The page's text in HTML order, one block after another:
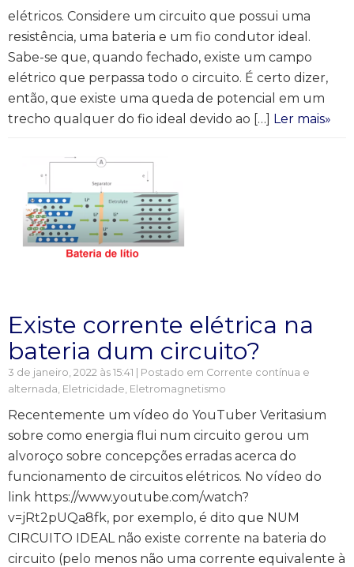
elétricos. Considere um circuito que possui uma
resistência, uma bateria e um fio condutor ideal.
Sabe-se que, quando fechado, existe um campo
elétrico que perpassa todo o circuito. É certo dizer,
então, que existe uma queda de potencial em um
trecho qualquer do fio ideal devido ao […] Ler mais»
Existe corrente elétrica na
bateria dum circuito?
3 de janeiro, 2022 às 15:41 | Postado em Corrente contínua e
alternada, Eletricidade, Eletromagnetismo
Recentemente um vídeo do YouTuber Veritasium
sobre como energia flui num circuito gerou um
alvoroço sobre concepções erradas acerca do
funcionamento de circuitos elétricos. No vídeo do
link https://www.youtube.com/watch?
v=jRt2pUQa8fk, por exemplo, é dito que NUM
CIRCUITO IDEAL não existe corrente na bateria do
circuito (pelo menos não uma corrente equivalente à